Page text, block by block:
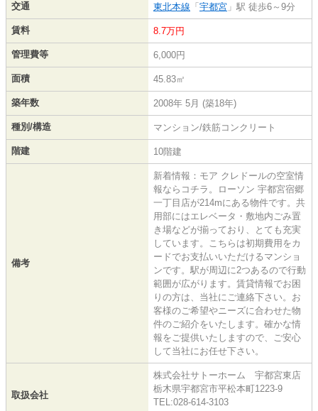
交通 東北本線 「 宇都宮 」駅 徒歩6～9分
賃料 8.7万円
管理費等 6,000円
面積 45.83㎡
築年数 2008年 5月 (築18年)
種別/構造 マンション/鉄筋コンクリート
階建 10階建
備考
新着情報：モア クレドールの空室情
報ならコチラ。ローソン 宇都宮宿郷
一丁目店が214mにある物件です。共
用部にはエレベータ・敷地内ごみ置
き場などが揃っており、とても充実
しています。こちらは初期費用をカ
ードでお支払いいただけるマンショ
ンです。駅が周辺に2つあるので行動
範囲が広がります。賃貸情報でお困
りの方は、当社にご連絡下さい。お
客様のご希望やニーズに合わせた物
件のご紹介をいたします。確かな情
報をご提供いたしますので、ご安心
して当社にお任せ下さい。
取扱会社
株式会社サトーホーム 宇都宮東店
栃木県宇都宮市平松本町1223-9
TEL:028-614-3103